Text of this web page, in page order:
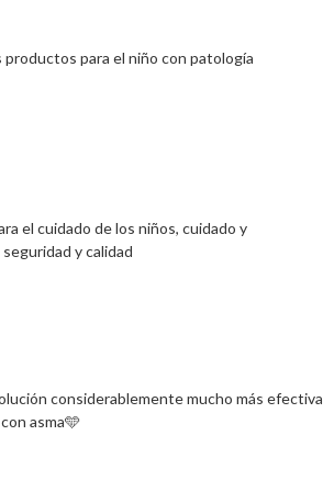
para el niño con patología
el cuidado de los niños, cuidado y
y calidad
considerablemente mucho más efectiva
asma🩵